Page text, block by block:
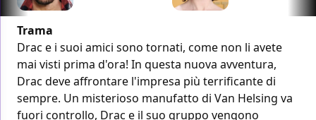
Trama
Drac e i suoi amici sono tornati, come non li avete
mai visti prima d'ora! In questa nuova avventura,
Drac deve affrontare l'impresa più terrificante di
sempre. Un misterioso manufatto di Van Helsing va
fuori controllo, Drac e il suo gruppo vengono